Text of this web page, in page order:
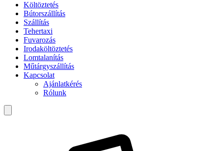
Költöztetés
Bútorszállítás
Szállítás
Tehertaxi
Fuvarozás
Irodaköltöztetés
Lomtalanítás
Műtárgyszállítás
Kapcsolat
Ajánlatkérés
Rólunk